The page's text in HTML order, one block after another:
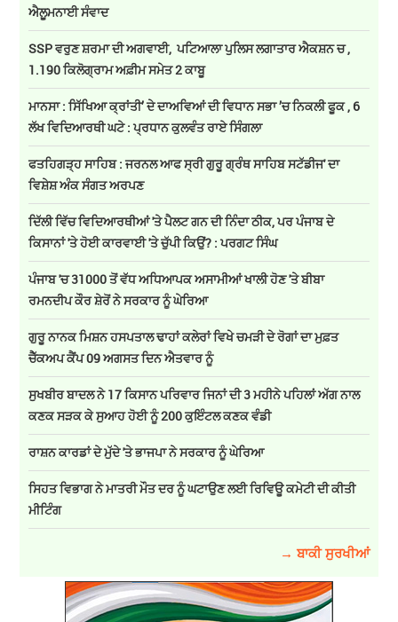
ਐਲੂਮਨਾਈ ਸੰਵਾਦ
SSP ਵਰੁਣ ਸ਼ਰਮਾ ਦੀ ਅਗਵਾਈ, ਪਟਿਆਲਾ ਪੁਲਿਸ ਲਗਾਤਾਰ ਐਕਸ਼ਨ ਚ ,
1.190 ਕਿਲੋਗ੍ਰਾਮ ਅਫ਼ੀਮ ਸਮੇਤ 2 ਕਾਬੂ
ਮਾਨਸਾ : ਸਿੱਖਿਆ ਕ੍ਰਾਂਤੀ’ ਦੇ ਦਾਅਵਿਆਂ ਦੀ ਵਿਧਾਨ ਸਭਾ ’ਚ ਨਿਕਲੀ ਫੂਕ , 6
ਲੱਖ ਵਿਦਿਆਰਥੀ ਘਟੇ : ਪ੍ਰਧਾਨ ਕੁਲਵੰਤ ਰਾਏ ਸਿੰਗਲਾ
ਫਤਹਿਗੜ੍ਹ ਸਾਹਿਬ : ਜਰਨਲ ਆਫ ਸ੍ਰੀ ਗੁਰੂ ਗ੍ਰੰਥ ਸਾਹਿਬ ਸਟੱਡੀਜ' ਦਾ
ਵਿਸ਼ੇਸ਼ ਅੰਕ ਸੰਗਤ ਅਰਪਣ
ਦਿੱਲੀ ਵਿੱਚ ਵਿਦਿਆਰਥੀਆਂ 'ਤੇ ਪੈਲਟ ਗਨ ਦੀ ਨਿੰਦਾ ਠੀਕ, ਪਰ ਪੰਜਾਬ ਦੇ
ਕਿਸਾਨਾਂ 'ਤੇ ਹੋਈ ਕਾਰਵਾਈ 'ਤੇ ਚੁੱਪੀ ਕਿਉਂ? : ਪਰਗਟ ਸਿੰਘ
ਪੰਜਾਬ 'ਚ 31000 ਤੋਂ ਵੱਧ ਅਧਿਆਪਕ ਅਸਾਮੀਆਂ ਖਾਲੀ ਹੋਣ 'ਤੇ ਬੀਬਾ
ਰਮਨਦੀਪ ਕੌਰ ਸ਼ੇਰੋਂ ਨੇ ਸਰਕਾਰ ਨੂੰ ਘੇਰਿਆ
ਗੁਰੂ ਨਾਨਕ ਮਿਸ਼ਨ ਹਸਪਤਾਲ ਢਾਹਾਂ ਕਲੇਰਾਂ ਵਿਖੇ ਚਮੜੀ ਦੇ ਰੋਗਾਂ ਦਾ ਮੁਫ਼ਤ
ਚੈੱਕਅਪ ਕੈਂਪ 09 ਅਗਸਤ ਦਿਨ ਐਤਵਾਰ ਨੂੰ
ਸੁਖਬੀਰ ਬਾਦਲ ਨੇ 17 ਕਿਸਾਨ ਪਰਿਵਾਰ ਜਿਨਾਂ ਦੀ 3 ਮਹੀਨੇ ਪਹਿਲਾਂ ਅੱਗ ਨਾਲ
ਕਣਕ ਸੜਕ ਕੇ ਸੁਆਹ ਹੋਈ ਨੂੰ 200 ਕੁਇੰਟਲ ਕਣਕ ਵੰਡੀ
ਰਾਸ਼ਨ ਕਾਰਡਾਂ ਦੇ ਮੁੱਦੇ 'ਤੇ ਭਾਜਪਾ ਨੇ ਸਰਕਾਰ ਨੂੰ ਘੇਰਿਆ
ਸਿਹਤ ਵਿਭਾਗ ਨੇ ਮਾਤਰੀ ਮੌਤ ਦਰ ਨੂੰ ਘਟਾਉਣ ਲਈ ਰਿਵਿਊ ਕਮੇਟੀ ਦੀ ਕੀਤੀ
ਮੀਟਿੰਗ
→ ਬਾਕੀ ਸੁਰਖੀਆਂ